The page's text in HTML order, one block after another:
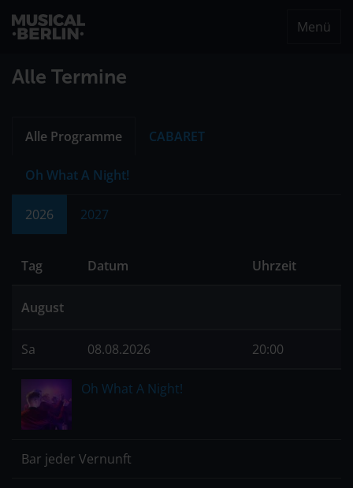
Menü
Alle Termine
Alle Programme CABARET
Oh What A Night!
2026 2027
Tag Datum Uhrzeit
August
Sa 08.08.2026 20:00
Oh What A Night!
Bar jeder Vernunft